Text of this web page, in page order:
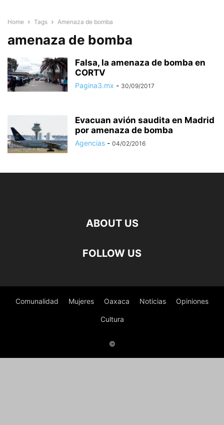
Home Tags Amenaza de bomba
amenaza de bomba
Falsa, la amenaza de bomba en
CORTV
Pagina3.mx - 30/09/2017
Evacuan avión saudita en Madrid
por amenaza de bomba
Agencias - 04/02/2016
ABOUT US
FOLLOW US
Comunalidad Mujeres Oaxaca Noticias Opiniones
Cultura
©